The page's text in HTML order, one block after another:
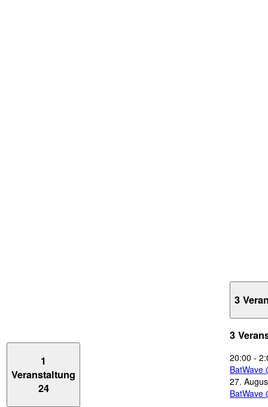
1
Veranstaltung
24
3
3
20:00 -
BatWave
27.
BatWave